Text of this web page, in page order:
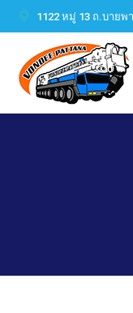
1122 หมู่ 13 ถ.บายพ